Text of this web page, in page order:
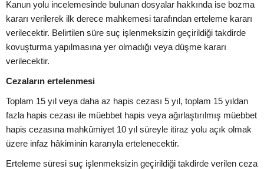
Kanun yolu incelemesinde bulunan dosyalar hakkında ise bozma
kararı verilerek ilk derece mahkemesi tarafından erteleme kararı
verilecektir. Belirtilen süre suç işlenmeksizin geçirildiği takdirde
kovuşturma yapılmasına yer olmadığı veya düşme kararı
verilecektir.
Cezaların ertelenmesi
Toplam 15 yıl veya daha az hapis cezası 5 yıl, toplam 15 yıldan
fazla hapis cezası ile müebbet hapis veya ağırlaştırılmış müebbet
hapis cezasına mahkûmiyet 10 yıl süreyle itiraz yolu açık olmak
üzere infaz hâkiminin kararıyla ertelenecektir.
Erteleme süresi suç işlenmeksizin geçirildiği takdirde verilen ceza